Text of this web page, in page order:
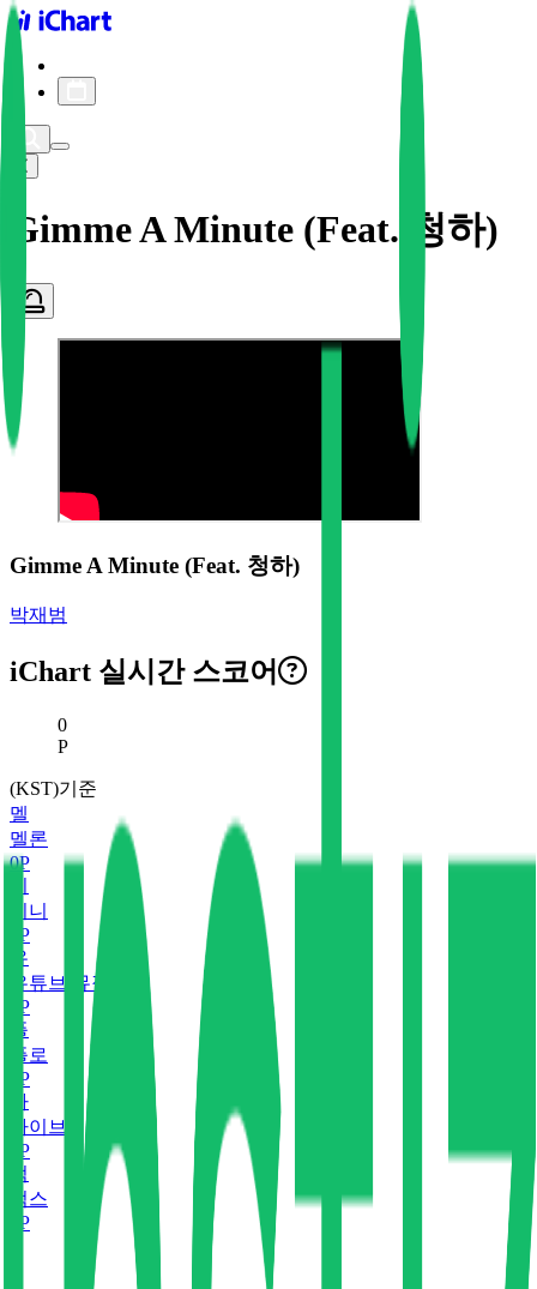
iChart logo
Gimme A Minute (Feat. 청하)
Gimme A Minute (Feat. 청하)
박재범
iChart 실시간 스코어
현재 스코어
0
P
(KST)기준
멜
멜론
0P
지니
P
유
유튜브 뮤직
P
플
플로
P
바
바이브
P
벅
벅스
P